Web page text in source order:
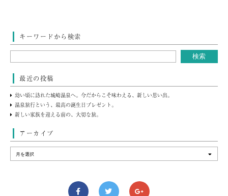
キーワードから検索
最近の投稿
幼い頃に訪れた城崎温泉へ。今だからこそ味わえる、新しい思い出。
温泉旅行という、最高の誕生日プレゼント。
新しい家族を迎える前の、大切な旅。
アーカイブ